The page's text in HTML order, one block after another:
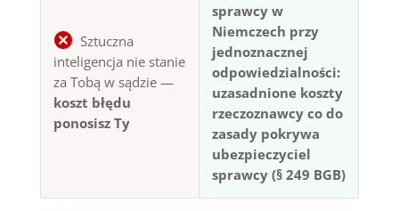
Sztuczna
inteligencja nie stanie
za Tobą w sądzie —
koszt błędu
ponosisz Ty
sprawcy w
Niemczech przy
jednoznacznej
odpowiedzialności:
uzasadnione koszty
rzeczoznawcy co do
zasady pokrywa
ubezpieczyciel
sprawcy (§ 249 BGB)